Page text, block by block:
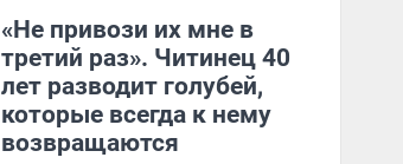
«Не привози их мне в
третий раз». Читинец 40
лет разводит голубей,
которые всегда к нему
возвращаются